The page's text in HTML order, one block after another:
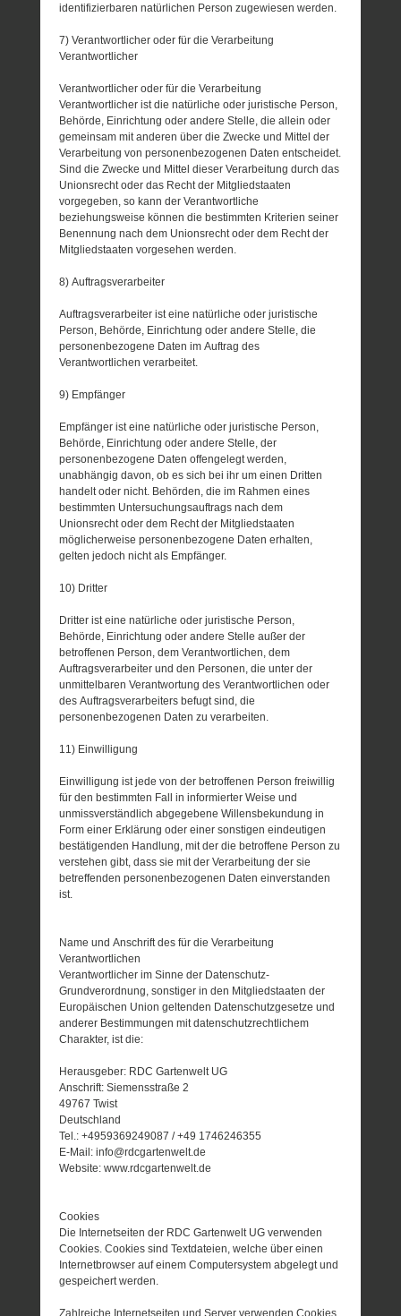
identifizierbaren natürlichen Person zugewiesen werden.
7) Verantwortlicher oder für die Verarbeitung
Verantwortlicher
Verantwortlicher oder für die Verarbeitung
Verantwortlicher ist die natürliche oder juristische Person,
Behörde, Einrichtung oder andere Stelle, die allein oder
gemeinsam mit anderen über die Zwecke und Mittel der
Verarbeitung von personenbezogenen Daten entscheidet.
Sind die Zwecke und Mittel dieser Verarbeitung durch das
Unionsrecht oder das Recht der Mitgliedstaaten
vorgegeben, so kann der Verantwortliche
beziehungsweise können die bestimmten Kriterien seiner
Benennung nach dem Unionsrecht oder dem Recht der
Mitgliedstaaten vorgesehen werden.
8) Auftragsverarbeiter
Auftragsverarbeiter ist eine natürliche oder juristische
Person, Behörde, Einrichtung oder andere Stelle, die
personenbezogene Daten im Auftrag des
Verantwortlichen verarbeitet.
9) Empfänger
Empfänger ist eine natürliche oder juristische Person,
Behörde, Einrichtung oder andere Stelle, der
personenbezogene Daten offengelegt werden,
unabhängig davon, ob es sich bei ihr um einen Dritten
handelt oder nicht. Behörden, die im Rahmen eines
bestimmten Untersuchungsauftrags nach dem
Unionsrecht oder dem Recht der Mitgliedstaaten
möglicherweise personenbezogene Daten erhalten,
gelten jedoch nicht als Empfänger.
10) Dritter
Dritter ist eine natürliche oder juristische Person,
Behörde, Einrichtung oder andere Stelle außer der
betroffenen Person, dem Verantwortlichen, dem
Auftragsverarbeiter und den Personen, die unter der
unmittelbaren Verantwortung des Verantwortlichen oder
des Auftragsverarbeiters befugt sind, die
personenbezogenen Daten zu verarbeiten.
11) Einwilligung
Einwilligung ist jede von der betroffenen Person freiwillig
für den bestimmten Fall in informierter Weise und
unmissverständlich abgegebene Willensbekundung in
Form einer Erklärung oder einer sonstigen eindeutigen
bestätigenden Handlung, mit der die betroffene Person zu
verstehen gibt, dass sie mit der Verarbeitung der sie
betreffenden personenbezogenen Daten einverstanden
ist.
Name und Anschrift des für die Verarbeitung
Verantwortlichen
Verantwortlicher im Sinne der Datenschutz-
Grundverordnung, sonstiger in den Mitgliedstaaten der
Europäischen Union geltenden Datenschutzgesetze und
anderer Bestimmungen mit datenschutzrechtlichem
Charakter, ist die:
Herausgeber: RDC Gartenwelt UG
Anschrift: Siemensstraße 2
49767 Twist
Deutschland
Tel.: +4959369249087 / +49 1746246355
E-Mail: info@rdcgartenwelt.de
Website: www.rdcgartenwelt.de
Cookies
Die Internetseiten der RDC Gartenwelt UG verwenden
Cookies. Cookies sind Textdateien, welche über einen
Internetbrowser auf einem Computersystem abgelegt und
gespeichert werden.
Zahlreiche Internetseiten und Server verwenden Cookies.